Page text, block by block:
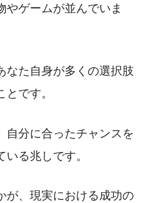
やゲームが並んでいま
なた自身が多くの選択肢
です。
自分に合ったチャンスを
いる兆しです。
が、現実における成功の